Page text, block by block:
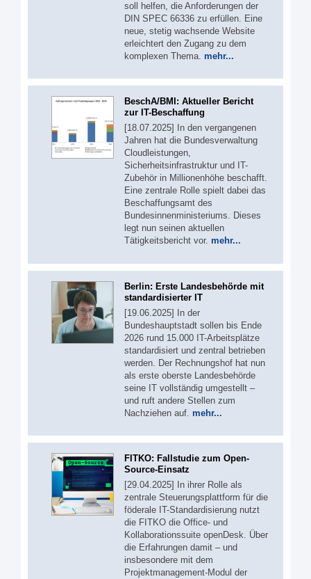
soll helfen, die Anforderungen der
DIN SPEC 66336 zu erfüllen. Eine
neue, stetig wachsende Website
erleichtert den Zugang zu dem
komplexen Thema. mehr...
BeschA/BMI: Aktueller Bericht
zur IT-Beschaffung
[18.07.2025] In den vergangenen
Jahren hat die Bundesverwaltung
Cloudleistungen,
Sicherheitsinfrastruktur und IT-
Zubehör in Millionenhöhe beschafft.
Eine zentrale Rolle spielt dabei das
Beschaffungsamt des
Bundesinnenministeriums. Dieses
legt nun seinen aktuellen
Tätigkeitsbericht vor. mehr...
Berlin: Erste Landesbehörde mit
standardisierter IT
[19.06.2025] In der
Bundeshauptstadt sollen bis Ende
2026 rund 15.000 IT-Arbeitsplätze
standardisiert und zentral betrieben
werden. Der Rechnungshof hat nun
als erste oberste Landesbehörde
seine IT vollständig umgestellt –
und ruft andere Stellen zum
Nachziehen auf. mehr...
FITKO: Fallstudie zum Open-
Source-Einsatz
[29.04.2025] In ihrer Rolle als
zentrale Steuerungsplattform für die
föderale IT-Standardisierung nutzt
die FITKO die Office- und
Kollaborationssuite openDesk. Über
die Erfahrungen damit – und
insbesondere mit dem
Projektmanagement-Modul der